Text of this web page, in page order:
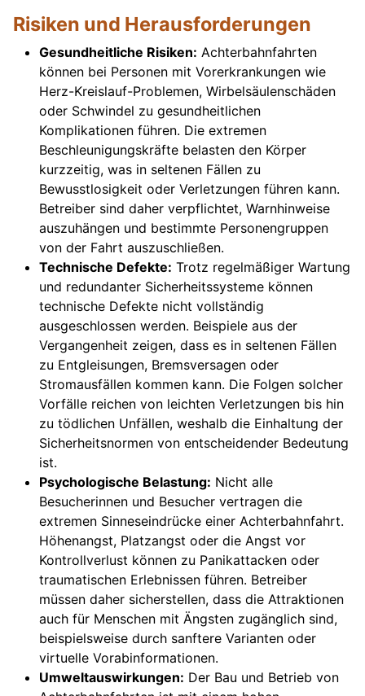
Risiken und Herausforderungen
Gesundheitliche Risiken: Achterbahnfahrten
können bei Personen mit Vorerkrankungen wie
Herz-Kreislauf-Problemen, Wirbelsäulenschäden
oder Schwindel zu gesundheitlichen
Komplikationen führen. Die extremen
Beschleunigungskräfte belasten den Körper
kurzzeitig, was in seltenen Fällen zu
Bewusstlosigkeit oder Verletzungen führen kann.
Betreiber sind daher verpflichtet, Warnhinweise
auszuhängen und bestimmte Personengruppen
von der Fahrt auszuschließen.
Technische Defekte: Trotz regelmäßiger Wartung
und redundanter Sicherheitssysteme können
technische Defekte nicht vollständig
ausgeschlossen werden. Beispiele aus der
Vergangenheit zeigen, dass es in seltenen Fällen
zu Entgleisungen, Bremsversagen oder
Stromausfällen kommen kann. Die Folgen solcher
Vorfälle reichen von leichten Verletzungen bis hin
zu tödlichen Unfällen, weshalb die Einhaltung der
Sicherheitsnormen von entscheidender Bedeutung
ist.
Psychologische Belastung: Nicht alle
Besucherinnen und Besucher vertragen die
extremen Sinneseindrücke einer Achterbahnfahrt.
Höhenangst, Platzangst oder die Angst vor
Kontrollverlust können zu Panikattacken oder
traumatischen Erlebnissen führen. Betreiber
müssen daher sicherstellen, dass die Attraktionen
auch für Menschen mit Ängsten zugänglich sind,
beispielsweise durch sanftere Varianten oder
virtuelle Vorabinformationen.
Umweltauswirkungen: Der Bau und Betrieb von